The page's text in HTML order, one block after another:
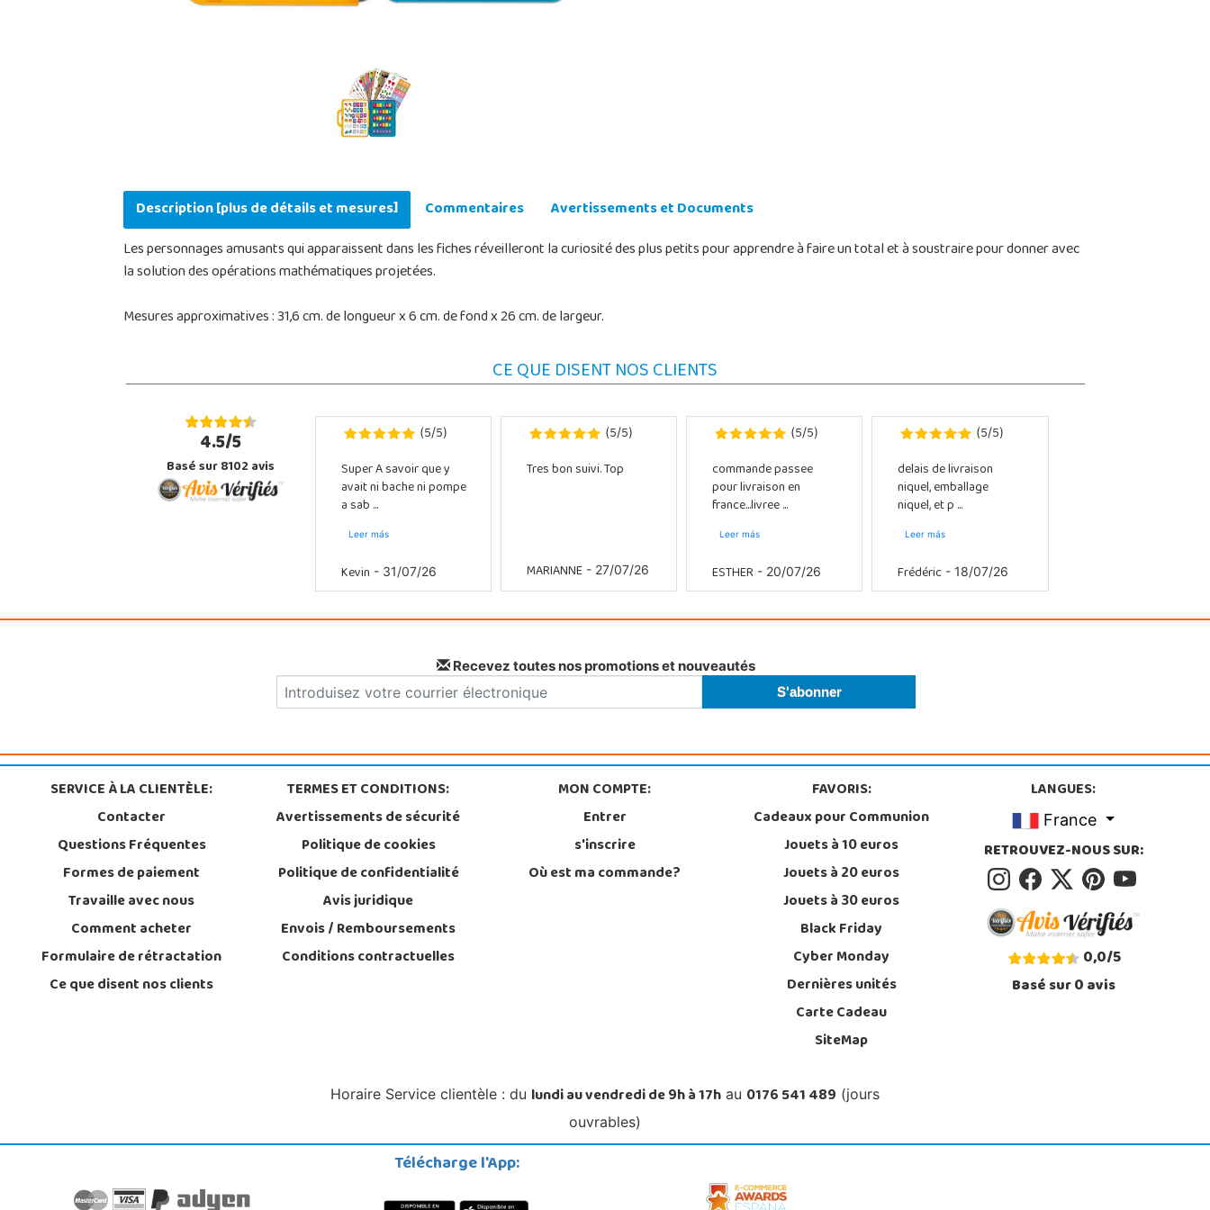
Description [plus de détails et mesures] Commentaires
Avertissements et Documents
Les personnages amusants qui apparaissent dans les fiches réveilleront la curiosité des plus petits pour apprendre à faire un total et à soustraire pour donner avec
la solution des opérations mathématiques projetées.
Mesures approximatives : 31,6 cm. de longueur x 6 cm. de fond x 26 cm. de largeur.
CE QUE DISENT NOS CLIENTS
4.5/5
Basé sur 8102 avis
(5/5)
Super A savoir que y
avait ni bache ni pompe
a sab ...
Leer más
Kevin - 31/07/26
(5/5)
Tres bon suivi. Top
MARIANNE- 27/07/26
(5/5)
commande passee
pour livraison en
france...livree ...
Leer más
ESTHER- 20/07/26
(5/5)
delais de livraison
niquel, emballage
niquel, et p ...
Leer más
Frédéric- 18/07/26
Recevez toutes nos promotions et nouveautés
SERVICE À LA CLIENTÈLE:
Contacter
Questions Fréquentes
Formes de paiement
Travaille avec nous
Comment acheter
Formulaire de rétractation
Ce que disent nos clients
TERMES ET CONDITIONS:
Avertissements de sécurité
Politique de cookies
Politique de confidentialité
Avis juridique
Envois / Remboursements
Conditions contractuelles
MON COMPTE:
Entrer
s'inscrire
Où est ma commande?
FAVORIS:
Cadeaux pour Communion
Jouets à 10 euros
Jouets à 20 euros
Jouets à 30 euros
Black Friday
Cyber Monday
Dernières unités
Carte Cadeau
SiteMap
LANGUES:
France
RETROUVEZ-NOUS SUR:
0,0/5
Basé sur0avis
Horaire Service clientèle : du lundi au vendredi de 9h à 17h au 0176 541 489 (jours
ouvrables)
Télécharge l'App: